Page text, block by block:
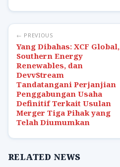
← PREVIOUS
Yang Dibahas: XCF Global,
Southern Energy
Renewables, dan
DevvStream
Tandatangani Perjanjian
Penggabungan Usaha
Definitif Terkait Usulan
Merger Tiga Pihak yang
Telah Diumumkan
RELATED NEWS